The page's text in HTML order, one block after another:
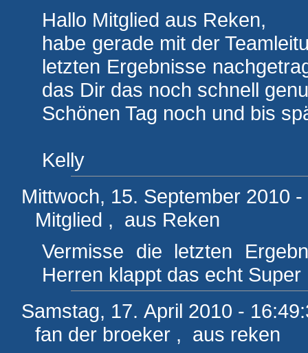
Hallo Mitglied aus Reken,
habe gerade mit der
letzten Ergebnisse
das Dir das noch schnell
Schönen Tag noch und bis
Kelly
Mittwoch, 15. September 2010
Mitglied , aus Reken
Vermisse die letzten
Herren klappt das echt
Samstag, 17. April 2010 -
fan der broeker , aus reken